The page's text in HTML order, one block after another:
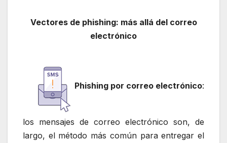
Vectores de phishing: más allá del correo
electrónico
Phishing por correo electrónico:
los mensajes de correo electrónico son, de
largo, el método más común para entregar el